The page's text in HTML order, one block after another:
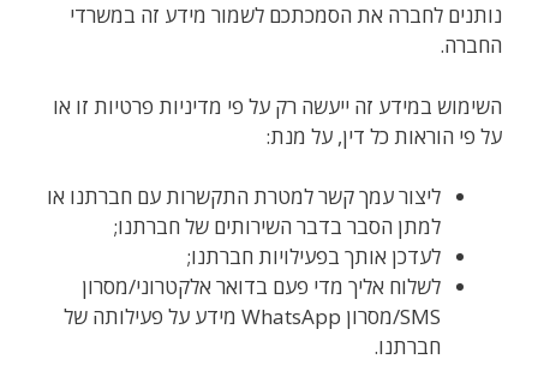
נותנים לחברה את הסמכתכם לשמור מידע זה במשרדי
החברה.
השימוש במידע זה ייעשה רק על פי מדיניות פרטיות זו או
על פי הוראות כל דין, על מנת:
ליצור עמך קשר למטרת התקשרות עם חברתנו או
למתן הסבר בדבר השירותים של חברתנו;
לעדכן אותך בפעילויות חברתנו;
לשלוח אליך מדי פעם בדואר אלקטרוני/מסרון
SMS/מסרון WhatsApp מידע על פעילותה של
חברתנו.